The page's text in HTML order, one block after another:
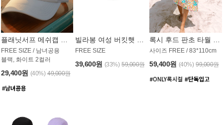
FREE SIZE / 남녀공용
블랙, 화이트 2컬러
29,400원 (40%) 49,000원
FREE SIZE
39,600원 (33%) 59,000원
사이즈 FREE / 83*110cm
59,400원 (40%) 99,000원